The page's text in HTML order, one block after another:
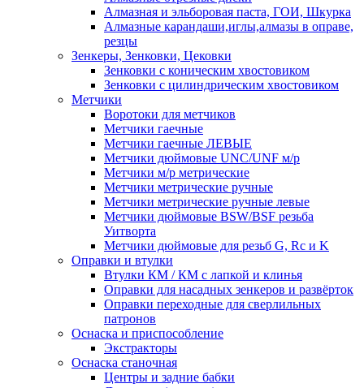
Алмазная и эльборовая паста, ГОИ, Шкурка
Алмазные карандаши,иглы,алмазы в оправе,
резцы
Зенкеры, Зенковки, Цековки
Зенковки с коническим хвостовиком
Зенковки с цилиндрическим хвостовиком
Метчики
Воротоки для метчиков
Метчики гаечные
Метчики гаечные ЛЕВЫЕ
Метчики дюймовые UNC/UNF м/р
Метчики м/р метрические
Метчики метрические ручные
Метчики метрические ручные левые
Метчики дюймовые BSW/BSF резьба
Уитворта
Метчики дюймовые для резьб G, Rc и K
Оправки и втулки
Втулки КМ / КМ с лапкой и клинья
Оправки для насадных зенкеров и развёрток
Оправки переходные для сверлильных
патронов
Оснаска и приспособление
Экстракторы
Оснаска станочная
Центры и задние бабки